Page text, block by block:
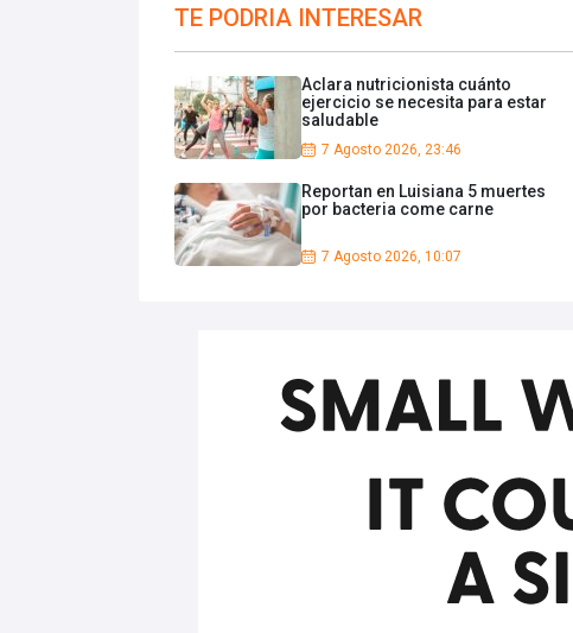
TE PODRIA INTERESAR
Aclara nutricionista cuánto
ejercicio se necesita para estar
saludable
7 Agosto 2026, 23:46
Reportan en Luisiana 5 muertes
por bacteria come carne
7 Agosto 2026, 10:07